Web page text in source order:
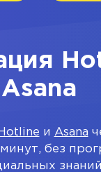
Asana
Hotline и Asana
без